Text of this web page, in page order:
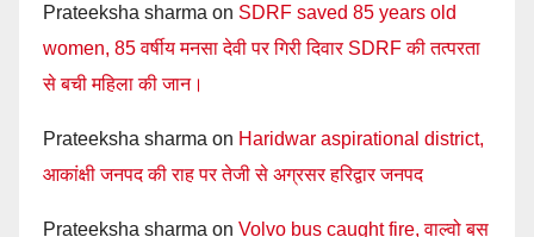
Prateeksha sharma on SDRF saved 85 years old
women, 85 वर्षीय मनसा देवी पर गिरी दिवार SDRF की तत्परता
से बची महिला की जान।
Prateeksha sharma on Haridwar aspirational district,
आकांक्षी जनपद की राह पर तेजी से अग्रसर हरिद्वार जनपद
Prateeksha sharma on Volvo bus caught fire, वाल्वो बस